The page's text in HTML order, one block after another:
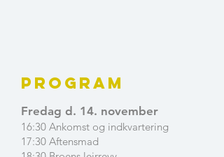
Program
Fredag d. 14. november
16:30 Ankomst og indkvartering
17:30 Aftensmad